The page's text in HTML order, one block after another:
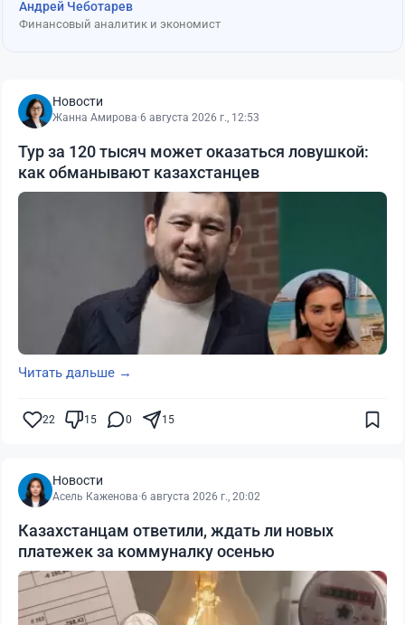
Андрей Чеботарев
Финансовый аналитик и экономист
Новости
Жанна Амирова·6 августа 2026 г., 12:53
Тур за 120 тысяч может оказаться ловушкой:
как обманывают казахстанцев
Читать дальше →
22 15 0 15
Новости
Асель Каженова·6 августа 2026 г., 20:02
Казахстанцам ответили, ждать ли новых
платежек за коммуналку осенью